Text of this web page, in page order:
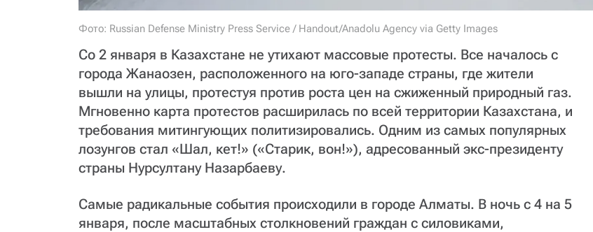
Фото: Russian Defense Ministry Press Service / Handout/Anadolu Agency via Getty Images
Со 2 января в Казахстане не утихают массовые протесты. Все началось с
города Жанаозен, расположенного на юго-западе страны, где жители
вышли на улицы, протестуя против роста цен на сжиженный природный газ.
Мгновенно карта протестов расширилась по всей территории Казахстана, и
требования митингующих политизировались. Одним из самых популярных
лозунгов стал «Шал, кет!» («Старик, вон!»), адресованный экс-президенту
страны Нурсултану Назарбаеву.
Самые радикальные события происходили в городе Алматы. В ночь с 4 на 5
января, после масштабных столкновений граждан с силовиками,